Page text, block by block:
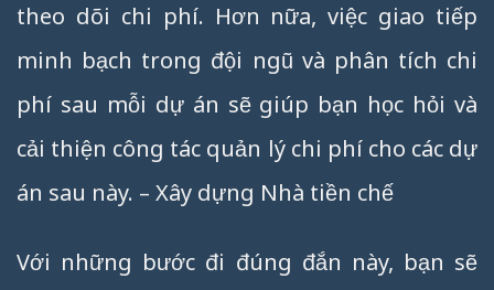
theo dõi chi phí. Hơn nữa, việc giao tiếp
minh bạch trong đội ngũ và phân tích chi
phí sau mỗi dự án sẽ giúp bạn học hỏi và
cải thiện công tác quản lý chi phí cho các dự
án sau này. – Xây dựng Nhà tiền chế
Với những bước đi đúng đắn này, bạn sẽ